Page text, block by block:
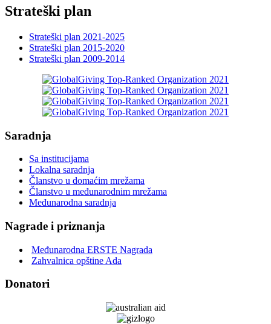
Strateški plan
Strateški plan 2021-2025
Strateški plan 2015-2020
Strateški plan 2009-2014
Saradnja
Sa institucijama
Lokalna saradnja
Članstvo u domaćim mrežama
Članstvo u međunarodnim mrežama
Međunarodna saradnja
Nagrade i priznanja
Međunarodna ERSTE Nagrada
Zahvalnica opštine Ada
Donatori